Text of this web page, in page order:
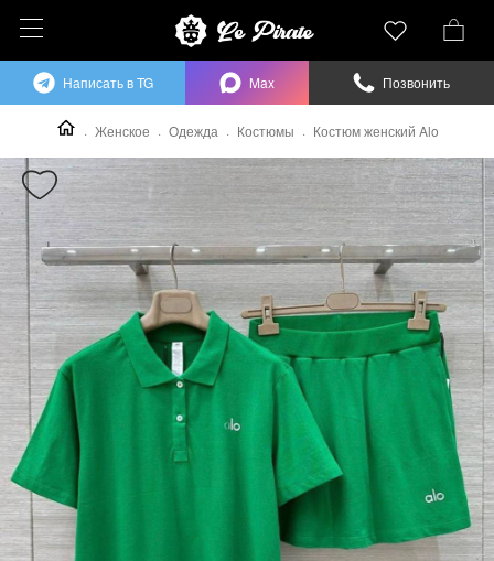
Женское Одежда Костюмы Костюм женский Alo
Написать в TG Max Позвонить